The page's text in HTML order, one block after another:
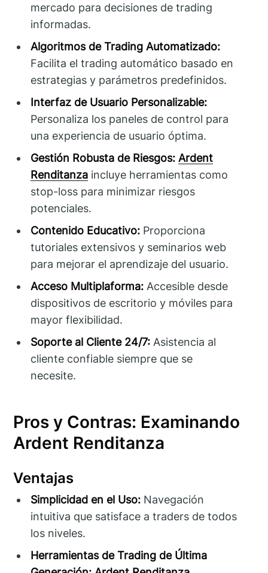
mercado para decisiones de trading
informadas.
Algoritmos de Trading Automatizado:
Facilita el trading automático basado en
estrategias y parámetros predefinidos.
Interfaz de Usuario Personalizable:
Personaliza los paneles de control para
una experiencia de usuario óptima.
Gestión Robusta de Riesgos: Ardent
Renditanza incluye herramientas como
stop-loss para minimizar riesgos
potenciales.
Contenido Educativo: Proporciona
tutoriales extensivos y seminarios web
para mejorar el aprendizaje del usuario.
Acceso Multiplaforma: Accesible desde
dispositivos de escritorio y móviles para
mayor flexibilidad.
Soporte al Cliente 24/7: Asistencia al
cliente confiable siempre que se
necesite.
Pros y Contras: Examinando
Ardent Renditanza
Ventajas
Simplicidad en el Uso: Navegación
intuitiva que satisface a traders de todos
los niveles.
Herramientas de Trading de Última